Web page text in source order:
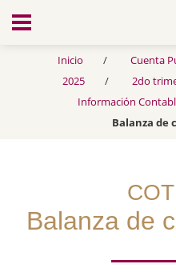
Transparencia
Inicio
Cuenta
2025
2do
Información
Balanza de
Balanza de